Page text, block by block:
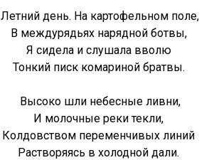
Летний день. На картофельном поле,
В междурядьях нарядной ботвы,
Я сидела и слушала вволю
Тонкий писк комариной братвы.
Высоко шли небесные ливни,
И молочные реки текли,
Колдовством переменчивых линий
Растворяясь в холодной дали.